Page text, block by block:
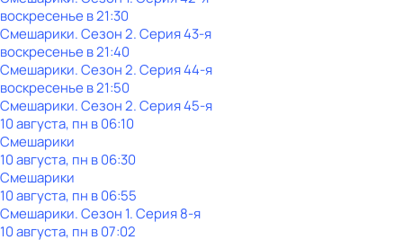
воскресенье в21:30
Смешарики. Сезон 2. Серия 43-я
воскресенье в21:40
Смешарики. Сезон 2. Серия 44-я
воскресенье в21:50
Смешарики. Сезон 2. Серия 45-я
10 августа, пн в 06:10
Смешарики
10 августа, пн в 06:30
Смешарики
10 августа, пн в 06:55
Смешарики. Сезон 1. Серия 8-я
10 августа, пн в 07:02